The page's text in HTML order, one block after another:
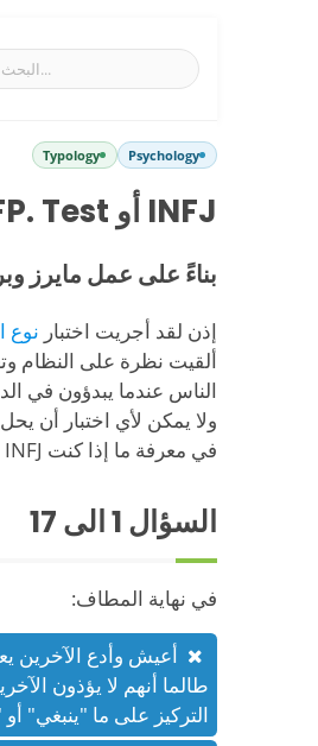
Psychology
Typology
INFJ أو ISFP. Test
بناءً على عمل مايرز
إذن لقد أجريت اختبار نوع
الناس عندما يبدؤون في
ولا يمكن لأي اختبار أن
في معرفة ما إذا كنت INFJ أو ISFP..
السؤال 1الى 17
في نهاية المطاف:
أعيش وأدع الآخرين
طالما أنهم لا يؤذون
التركيز على ما "ينبغي"